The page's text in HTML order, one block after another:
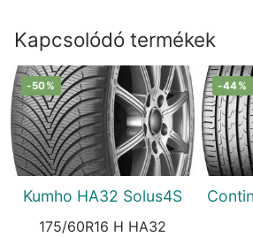
Kapcsolódó termékek
-50%
Kumho HA32 Solus4S
175/60R16 H HA32
-44%